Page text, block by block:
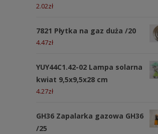
2.02zł
7821 Płytka na gaz duża /20
4.47zł
YUY44C1.42-02 Lampa solarna
kwiat 9,5x9,5x28 cm
4.27zł
GH36 Zapalarka gazowa GH36
/25